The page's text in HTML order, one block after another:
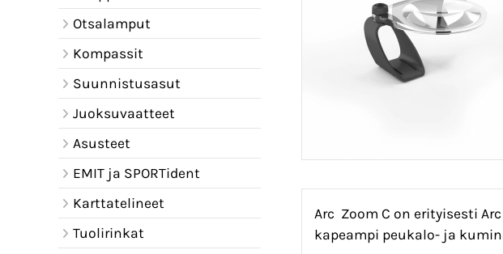
Otsalamput
Kompassit
Suunnistusasut
Juoksuvaatteet
Asusteet
EMIT ja SPORTident
Karttatelineet
Tuolirinkat
Arc Zoom C on erityisesti
kapeampi peukalo- ja